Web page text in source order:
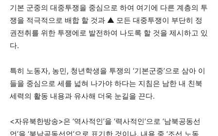
기본 군중의 대중투쟁을 중심으로 하여 여기에 다른 계층의 투
쟁을 적극적으로 배합 할 것과 ▲ 모든 대중투쟁이 부단히 정
권전취를 위한 투쟁에로 발전하여 나도록 할 것을 제시하고 있
다.
특히 노동자, 농민, 청년학생을 투쟁의 ‘기본군중’으로 삼아 이
들을 중심으로 세를 넓혀 나가야 하다는 지침은 남한 내 친북
세력의 활동 내용과 유사해 더욱 눈길을 끈다.
<자유북한방송>은 ‘역사적인’을 ‘력사적인’으로 ‘남북공동선
언’을 ‘북남공동선언’으로 표기한 것이나, 내용 중 ‘조선 노동